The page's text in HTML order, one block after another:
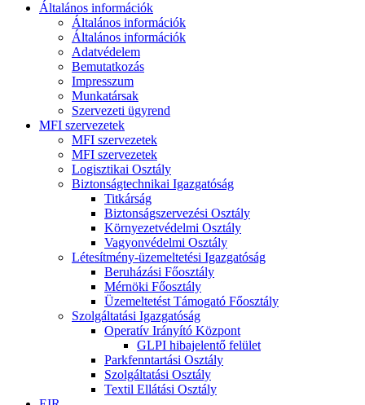
Általános információk
Általános információk
Általános információk
Adatvédelem
Bemutatkozás
Impresszum
Munkatársak
Szervezeti ügyrend
MFI szervezetek
MFI szervezetek
MFI szervezetek
Logisztikai Osztály
Biztonságtechnikai Igazgatóság
Titkárság
Biztonságszervezési Osztály
Környezetvédelmi Osztály
Vagyonvédelmi Osztály
Létesítmény-üzemeltetési Igazgatóság
Beruházási Főosztály
Mérnöki Főosztály
Üzemeltetést Támogató Főosztály
Szolgáltatási Igazgatóság
Operatív Irányító Központ
GLPI hibajelentő felület
Parkfenntartási Osztály
Szolgáltatási Osztály
Textil Ellátási Osztály